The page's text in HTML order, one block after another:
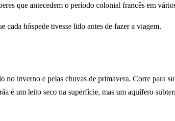
que antecedem o período colonial francês em
cada hóspede tivesse lido antes de fazer a viagem.
inverno e pelas chuvas de primavera. Corre para
é um leito seco na superfície, mas um aquífero